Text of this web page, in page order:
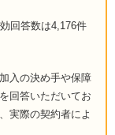
回答数は4,176件
入の決め手や保障
回答いただいてお
実際の契約者によ